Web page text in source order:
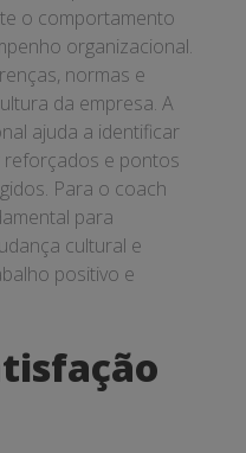
o comportamento
organizacional.
normas e
da empresa. A
ajuda a identificar
e pontos
Para o coach
para
cultural e
positivo e